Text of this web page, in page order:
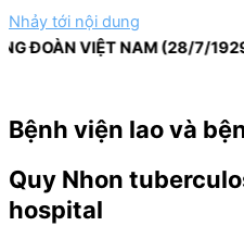
Nhảy tới nội dung
VIỆT NAM (28/7/1929-
Bệnh viện lao và
Quy Nhon
hospital